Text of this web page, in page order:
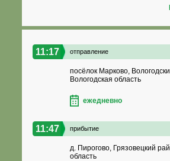
11:17 отправление
посёлок Марково,
Вологодская область
ежедневно
11:47 прибытие
д. Пирогово, Грязовецкий
область